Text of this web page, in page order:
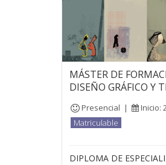
MÁSTER DE
DISEÑO GRÁFICO Y
Presencial | Inicio:
Matriculable
DIPLOMA DE